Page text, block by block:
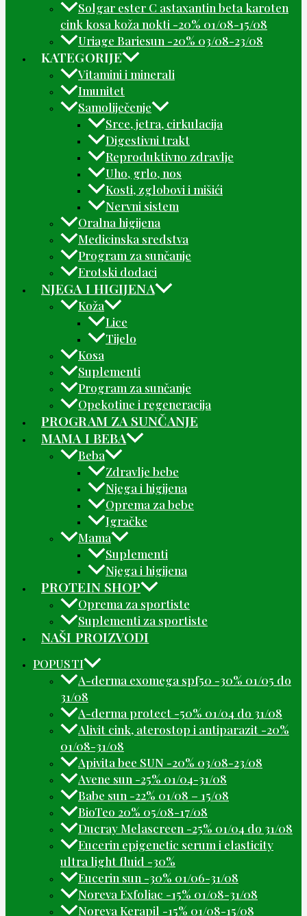
Solgar ester C astaxantin beta karoten
cink kosa koža nokti -20% 01/08-15/08
Uriage Bariesun -20% 03/08-23/08
KATEGORIJE
Vitamini i minerali
Imunitet
Samoliječenje
Srce, jetra, cirkulacija
Digestivni trakt
Reproduktivno zdravlje
Uho, grlo, nos
Kosti, zglobovi i mišići
Nervni sistem
Oralna higijena
Medicinska sredstva
Program za sunčanje
Erotski dodaci
NJEGA I HIGIJENA
Koža
Lice
Tijelo
Kosa
Suplementi
Program za sunčanje
Opekotine i regeneracija
PROGRAM ZA SUNČANJE
MAMA I BEBA
Beba
Zdravlje bebe
Njega i higijena
Oprema za bebe
Igračke
Mama
Suplementi
Njega i higijena
PROTEIN SHOP
Oprema za sportiste
Suplementi za sportiste
NAŠI PROIZVODI
POPUSTI
A-derma exomega spf50 -30% 01/05 do
31/08
A-derma protect -50% 01/04 do 31/08
Alivit cink, aterostop i antiparazit -20%
01/08-31/08
Apivita bee SUN -20% 03/08-23/08
Avene sun -25% 01/04-31/08
Babe sun -22% 01/08 – 15/08
BioTeo 20% 05/08-17/08
Ducray Melascreen -25% 01/04 do 31/08
Eucerin epigenetic serum i elasticity
ultra light fluid -30%
Eucerin sun -30% 01/06-31/08
Noreva Exfoliac -15% 01/08-31/08
Noreva Kerapil -15% 01/08-15/08